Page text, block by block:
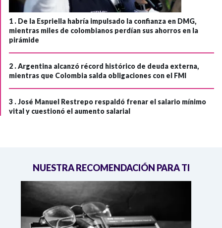
1 . De la Espriella habría impulsado la confianza en DMG,
mientras miles de colombianos perdían sus ahorros en la
pirámide
2 .Argentina alcanzó récord histórico de deuda externa,
mientras que Colombia salda obligaciones con el FMI
3 .José Manuel Restrepo respaldó frenar el salario mínimo
vital y cuestionó el aumento salarial
NUESTRA RECOMENDACIÓN PARA TI